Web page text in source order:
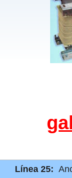
Línea 25: